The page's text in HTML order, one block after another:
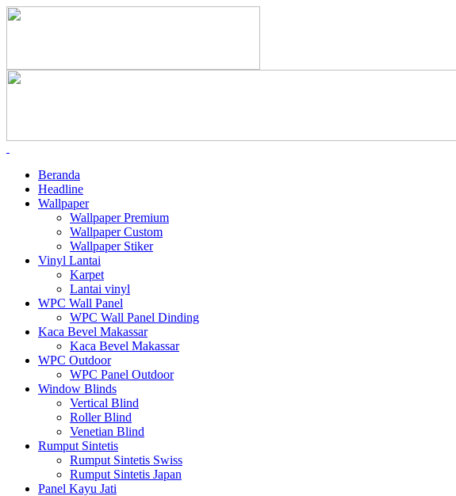
Beranda
Headline
Wallpaper
Wallpaper Premium
Wallpaper Custom
Wallpaper Stiker
Vinyl Lantai
Karpet
Lantai vinyl
WPC Wall Panel
WPC Wall Panel Dinding
Kaca Bevel Makassar
Kaca Bevel Makassar
WPC Outdoor
WPC Panel Outdoor
Window Blinds
Vertical Blind
Roller Blind
Venetian Blind
Rumput Sintetis
Rumput Sintetis Swiss
Rumput Sintetis Japan
Panel Kayu Jati